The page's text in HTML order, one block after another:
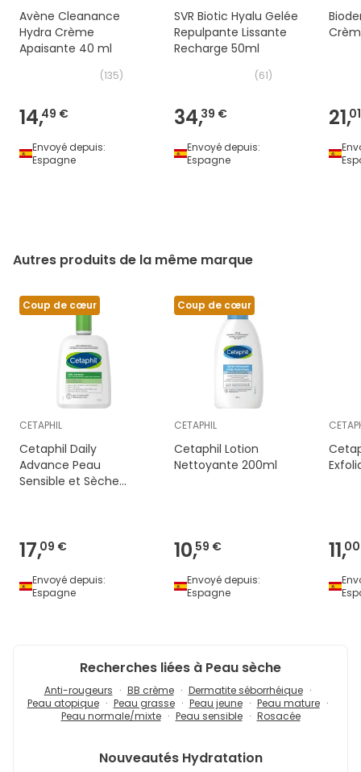
Avène Cleanance
Hydra Crème
Apaisante 40 ml
(135)
14,49 €
Envoyé depuis:
Espagne
SVR Biotic Hyalu Gelée
Repulpante Lissante
Recharge 50ml
(61)
34,39 €
Envoyé depuis:
Espagne
21,
Autres produits de la même marque
Coup de cœur
CETAPHIL
Cetaphil Daily
Advance Peau
Sensible et Sèche
17,09 €
Envoyé depuis:
Espagne
Coup de cœur
CETAPHIL
Cetaphil Lotion
Nettoyante 200ml
10,59 €
Envoyé depuis:
Espagne
11,
Recherches liées à Peau sèche
Anti-rougeurs BB crème
Dermatite séborrhéique
Peau atopique
Peau grasse Peau jeune
Peau mature
Peau normale/mixte
Peau sensible Rosacée
Nouveautés Hydratation